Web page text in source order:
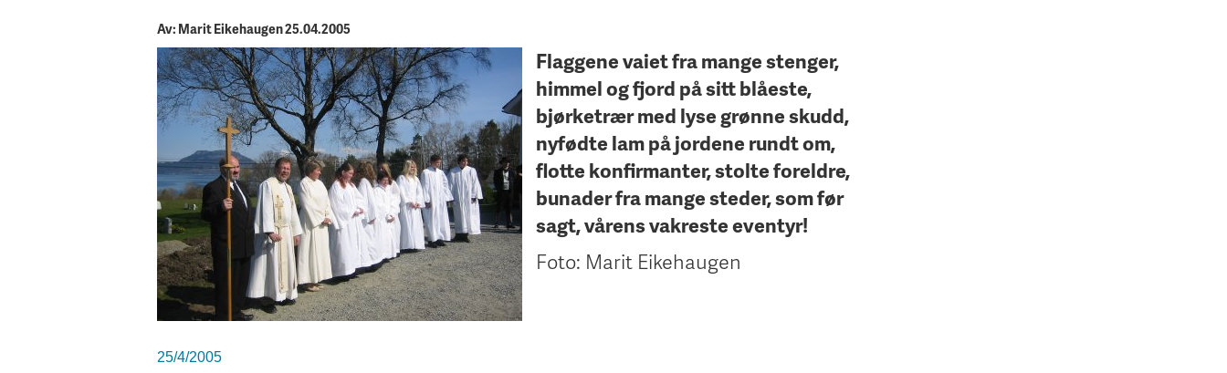
Av: Marit Eikehaugen 25.04.2005
Flaggene vaiet fra mange stenger,
himmel og fjord på sitt blåeste,
bjørketrær med lyse grønne skudd,
nyfødte lam på jordene rundt om,
flotte konfirmanter, stolte foreldre,
bunader fra mange steder, som før
sagt, vårens vakreste eventyr!
Foto: Marit Eikehaugen
25/4/2005